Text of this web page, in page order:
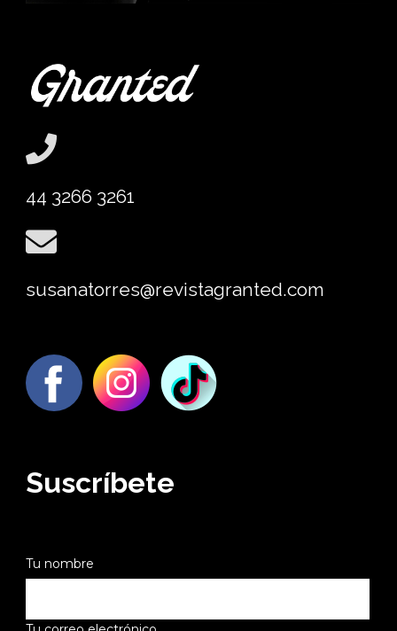
44 3266 3261
susanatorres@revistagranted.com
Suscríbete
Tu nombre